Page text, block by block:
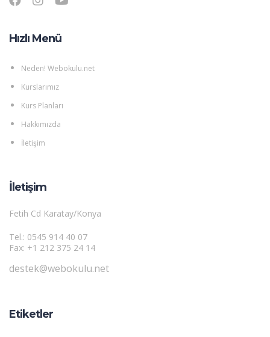
Hızlı Menü
Neden! Webokulu.net
Kurslarımız
Kurs Planları
Hakkımızda
İletişim
İletişim
Fetih Cd Karatay/Konya
Tel.: 0545 914 40 07
Fax: +1 212 375 24 14
destek@webokulu.net
Etiketler